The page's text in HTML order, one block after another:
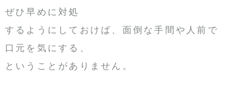
ぜひ早めに対処
するようにしておけば、面倒な手間や人前で
口元を気にする、
ということがありません。